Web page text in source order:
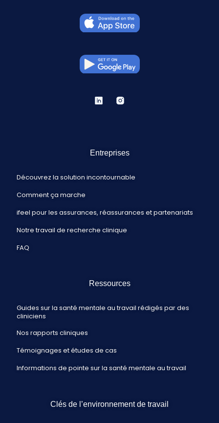
Entreprises
Découvrez la solution incontournable
Comment ça marche
ifeel pour les assurances, réassurances et partenariats
Notre travail de recherche clinique
FAQ
Ressources
Guides sur la santé mentale au travail rédigés par des
cliniciens
Nos rapports cliniques
Témoignages et études de cas
Informations de pointe sur la santé mentale au travail
Clés de l’environnement de travail